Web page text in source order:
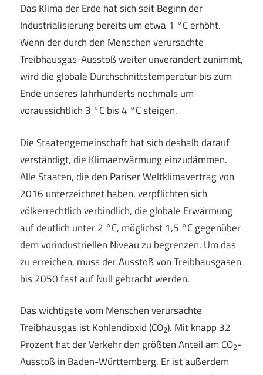
Das Klima der Erde hat sich seit Beginn der
Industrialisierung bereits um etwa 1 °C erhöht.
Wenn der durch den Menschen verursachte
Treibhausgas-Ausstoß weiter unverändert zunimmt,
wird die globale Durchschnittstemperatur bis zum
Ende unseres Jahrhunderts nochmals um
voraussichtlich 3 °C bis 4 °C steigen.
Die Staatengemeinschaft hat sich deshalb darauf
verständigt, die Klimaerwärmung einzudämmen.
Alle Staaten, die den Pariser Weltklimavertrag von
2016 unterzeichnet haben, verpflichten sich
völkerrechtlich verbindlich, die globale Erwärmung
auf deutlich unter 2 °C, möglichst 1,5 °C gegenüber
dem vorindustriellen Niveau zu begrenzen. Um das
zu erreichen, muss der Ausstoß von Treibhausgasen
bis 2050 fast auf Null gebracht werden.
Das wichtigste vom Menschen verursachte
Treibhausgas ist Kohlendioxid (CO2). Mit knapp 32
Prozent hat der Verkehr den größten Anteil am CO2-
Ausstoß in Baden-Württemberg. Er ist außerdem